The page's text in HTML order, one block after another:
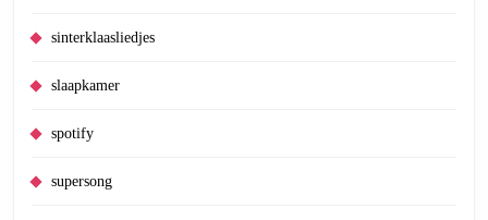
sinterklaasliedjes
slaapkamer
spotify
supersong